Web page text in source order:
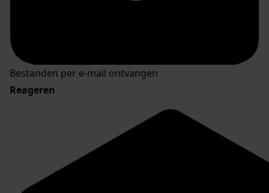
Bestanden per e-mail ontvangen
Reageren